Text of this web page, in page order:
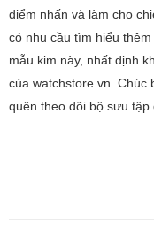
điểm nhấn và làm cho
có nhu cầu tìm hiểu
mẫu kim này, nhất định
của watchstore.vn.
quên theo dõi bộ sưu